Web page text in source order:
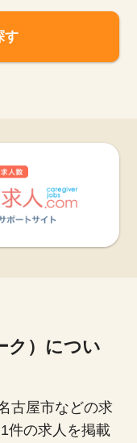
す
ク）につい
古屋市などの求
件の求人を掲載